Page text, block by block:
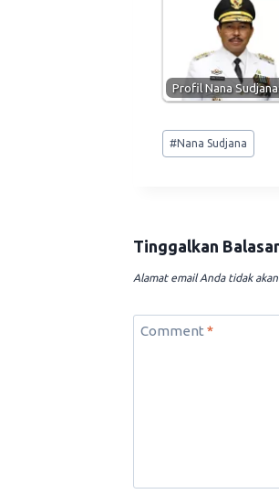
Profil Nana
Post
Tags:
#Nana Sudjana
Tinggalkan
Alamat email Anda tidak
Comment *